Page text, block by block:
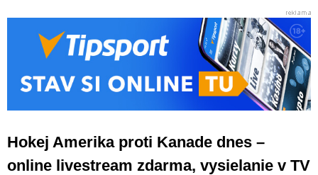
Hokej Amerika proti Kanade dnes –
online livestream zdarma, vysielanie v TV